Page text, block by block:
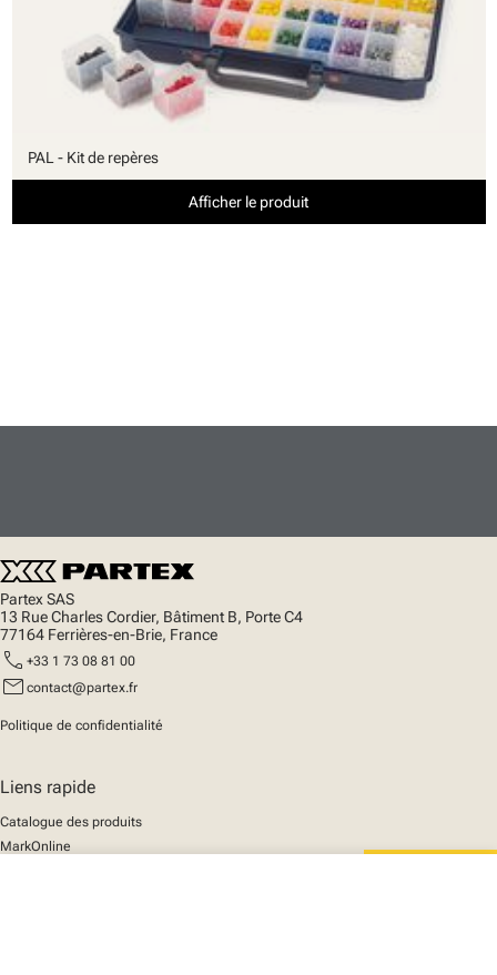
PAL - Kit de repères
Afficher le produit
Partex SAS
13 Rue Charles Cordier, Bâtiment B, Porte C4
77164 Ferrières-en-Brie, France
call +33 1 73 08 81 00
mail contact@partex.fr
Politique de confidentialité
Liens rapide
Catalogue des produits
MarkOnline